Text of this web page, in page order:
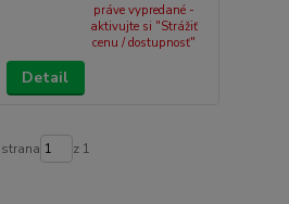
práve vypredané -
aktivujte si "Strážiť
cenu / dostupnosť"
Detail
strana z 1